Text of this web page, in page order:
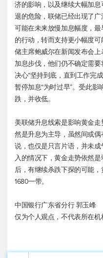
济的影响，以及继续大幅加
退的危险，联储已经出现了
可能在未来放慢加息幅度，
的行动，转而支持更小幅度
储主席鲍威尔在新闻发布会
加息步伐，他们仍不确定需要
决心“坚持到底，直到工作完
暂停加息“为时过早”。受此
跌，并收低。
美联储升息线索是影响黄金
然是升息为主导，虽然间或
说，也仅是只言片语，并未成
入的情况下，黄金走势依然
后，有继续杀跌下探的可能
1680一带。
中国银行广东省分行 郭玉峰
仅为个人观点，不代表所在机